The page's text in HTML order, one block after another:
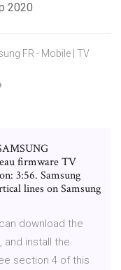
2020
FR - Mobile | TV
firmware TV
3:56. Samsung
lines on Samsung
download the
and install the
section 4 of this